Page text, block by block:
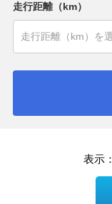
走行距離（km）
表示：